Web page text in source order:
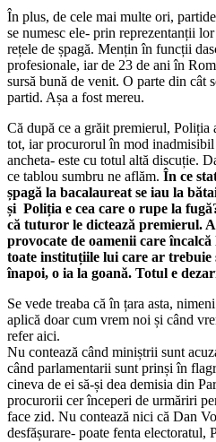
În plus, de cele mai multe ori,
se numesc ele- prin reprezentanții
rețele de șpagă. Mențin în funcții
profesionale, iar de 23 de ani în
sursă bună de venit. O parte din cât
partid. Așa a fost mereu.
Că după ce a grăit premierul, Poliția
tot, iar procurorul în mod
ancheta- este cu totul altă discuție.
ce tablou sumbru ne aflăm. În ce
șpagă la bacalaureat se iau la
și Poliția e cea care o rupe la
că tuturor le dictează premierul.
provocate de oamenii care
toate instituțiile lui care ar trebuie
înapoi, o ia la goană. Totul e
Se vede treaba că în țara asta,
aplică doar cum vrem noi și când
refer aici.
Nu contează când miniștrii sunt
când parlamentarii sunt prinși în
cineva de ei să-și dea demisia din
procurorii cer începeri de urmăriri
face zid. Nu contează nici că Dan
desfășurare- poate fenta electoratul,